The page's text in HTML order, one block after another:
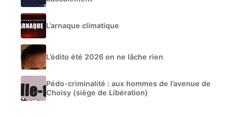
L’arnaque climatique
L’édito été 2026 on ne lâche rien
Pédo-criminalité : aux hommes de l’avenue de
Choisy (siège de Libération)